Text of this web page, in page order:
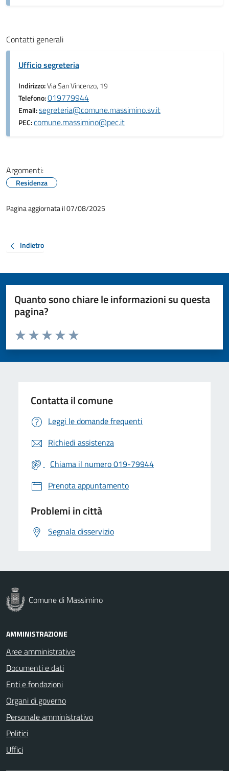
Contatti generali
Ufficio segreteria
Indirizzo:Via San Vincenzo, 19
Telefono:019779944
Email:segreteria@comune.massimino.sv.it
PEC:comune.massimino@pec.it
Argomenti:
Residenza
Pagina aggiornata il 07/08/2025
Indietro
Quanto sono chiare le informazioni su questa
pagina?
Valuta da 1 a 5 stelle la pagina
Valuta 5 stelle su 5
Valuta 4 stelle su 5
Valuta 3 stelle su 5
Valuta 2 stelle su 5
Valuta 1 stelle su 5
Contatta il comune
Leggi le domande frequenti
Richiedi assistenza
Chiama il numero 019-79944
Prenota appuntamento
Problemi in città
Segnala disservizio
Comune di Massimino
AMMINISTRAZIONE
Aree amministrative
Documenti e dati
Enti e fondazioni
Organi di governo
Personale amministrativo
Politici
Uffici